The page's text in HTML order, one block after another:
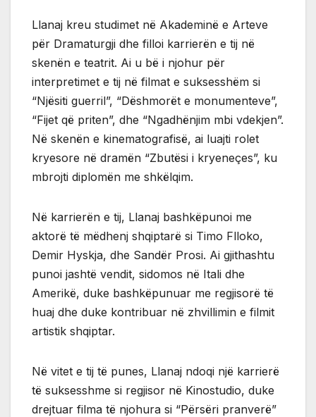
Llanaj kreu studimet në Akademinë e Arteve
për Dramaturgji dhe filloi karrierën e tij në
skenën e teatrit. Ai u bë i njohur për
interpretimet e tij në filmat e suksesshëm si
“Njësiti guerril”, “Dëshmorët e monumenteve”,
“Fijet që priten”, dhe “Ngadhënjim mbi vdekjen”.
Në skenën e kinematografisë, ai luajti rolet
kryesore në dramën “Zbutësi i kryeneçes”, ku
mbrojti diplomën me shkëlqim.
Në karrierën e tij, Llanaj bashkëpunoi me
aktorë të mëdhenj shqiptarë si Timo Flloko,
Demir Hyskja, dhe Sandër Prosi. Ai gjithashtu
punoi jashtë vendit, sidomos në Itali dhe
Amerikë, duke bashkëpunuar me regjisorë të
huaj dhe duke kontribuar në zhvillimin e filmit
artistik shqiptar.
Në vitet e tij të punes, Llanaj ndoqi një karrierë
të suksesshme si regjisor në Kinostudio, duke
drejtuar filma të njohura si “Përsëri pranverë”